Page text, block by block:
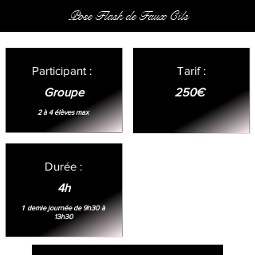
Pose Flash de Faux Cils
Participant :
Groupe
2 à 4 élèves max
Durée :
4h
1 demie journée de 9h30 à
13h30
Tarif :
250€